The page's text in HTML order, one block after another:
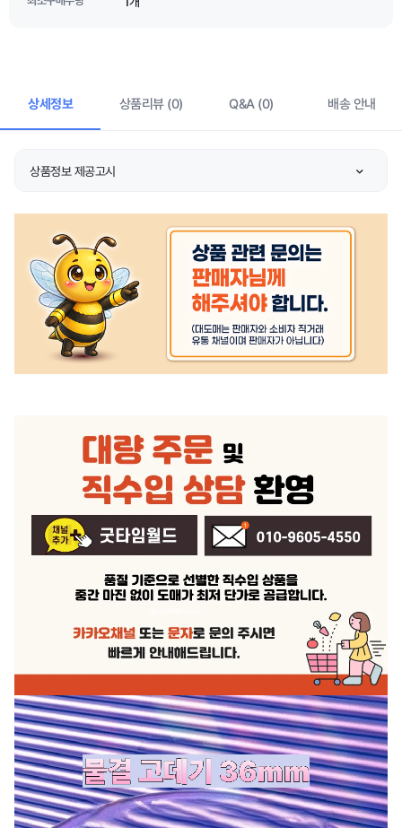
상세정보 상품리뷰 (0) Q&A (0) 배송 안내
상품정보 제공고시
품명 및 모델명 상품 상세설명 참조
KC 인증정보 상품 상세설명 참조
정격전압/소비전력 상품 상세설명 참조
동일모델의 출시년월
제조자/수입자 상품 상세설명 참조
주요 사양 상품 상세설명 참조
품질보증기준 상품 상세설명 참조
A/S 책임자와 전화번호 상품 상세설명 참조